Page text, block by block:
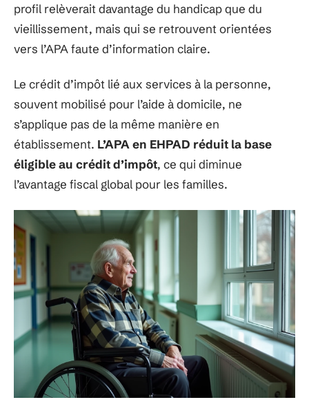
profil relèverait davantage du handicap que du
vieillissement, mais qui se retrouvent orientées
vers l’APA faute d’information claire.
Le crédit d’impôt lié aux services à la personne,
souvent mobilisé pour l’aide à domicile, ne
s’applique pas de la même manière en
établissement. L’APA en EHPAD réduit la base
éligible au crédit d’impôt, ce qui diminue
l’avantage fiscal global pour les familles.